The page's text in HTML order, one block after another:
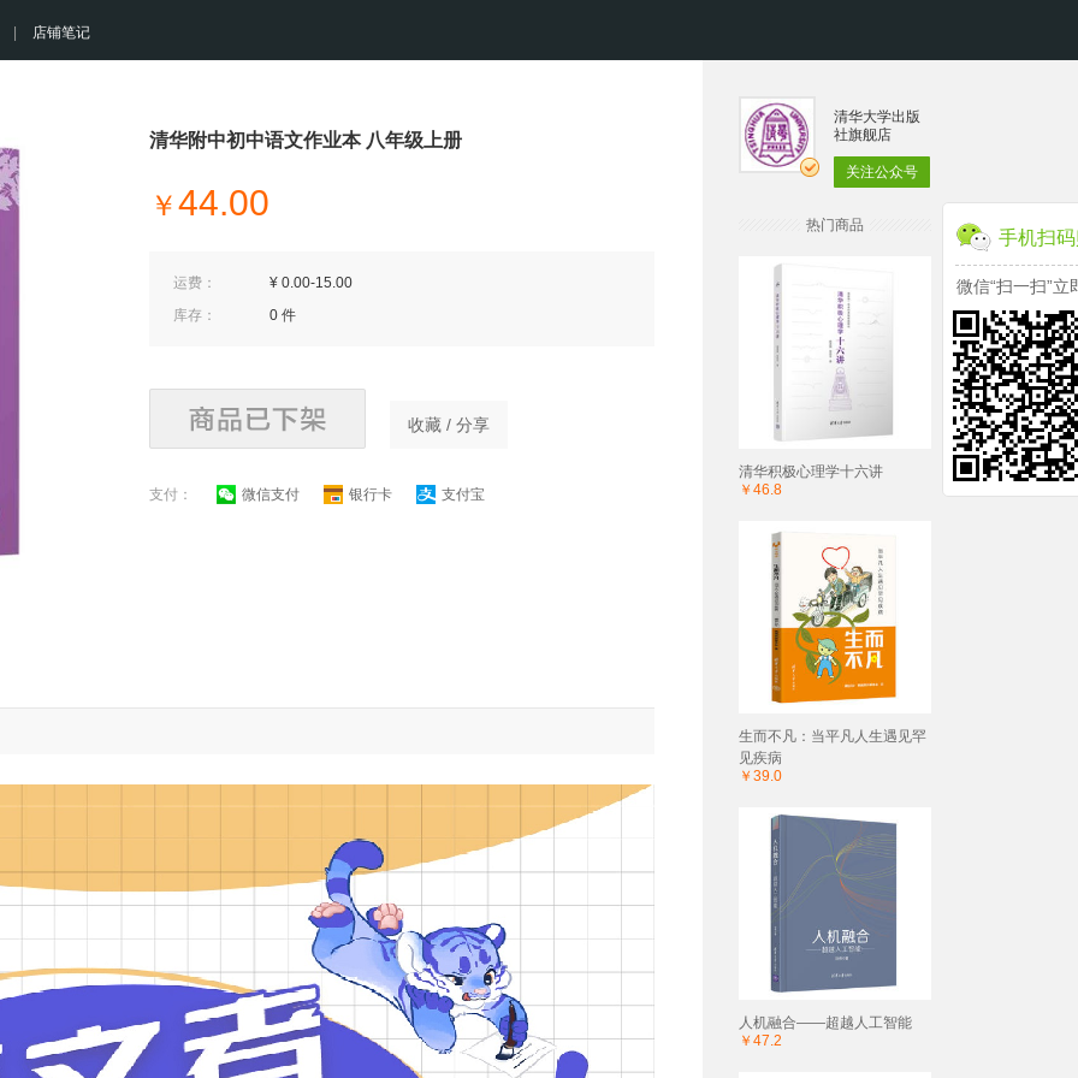
店铺笔记
清华附中初中语文作业本 八年级上册
￥44.00
运费：
¥ 0.00-15.00
库存：
0 件
收藏 / 分享
支付： 微信支付 银行卡 支付宝
清华大学出版
社旗舰店
关注公众号
热门商品
清华积极心理学十六讲
￥46.8
生而不凡：当平凡人生遇见罕
见疾病
￥39.0
人机融合——超越人工智能
￥47.2
手机扫
微信“扫一扫”立